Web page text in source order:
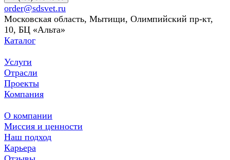
order@sdsvet.ru
Московская область, Мытищи, Олимпийский пр-кт,
10, БЦ «Альта»
Каталог
Услуги
Отрасли
Проекты
Компания
О компании
Миссия и ценности
Наш подход
Карьера